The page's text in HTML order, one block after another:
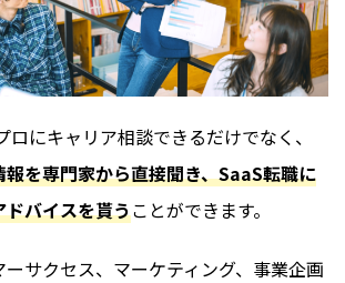
ロにキャリア相談できるだけでなく、
を専門家から直接聞き、SaaS転職に
バイスを貰うことができます。
サクセス、マーケティング、事業企画